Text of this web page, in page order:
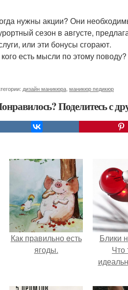
нужны акции? Они
сезон в августе,
или эти бонусы сгорают.
есть мысли по этому
дизайн маникюра маникюр педикюр
Поделитесь с
Как правильно eсть
ягоды.
Блики
Что